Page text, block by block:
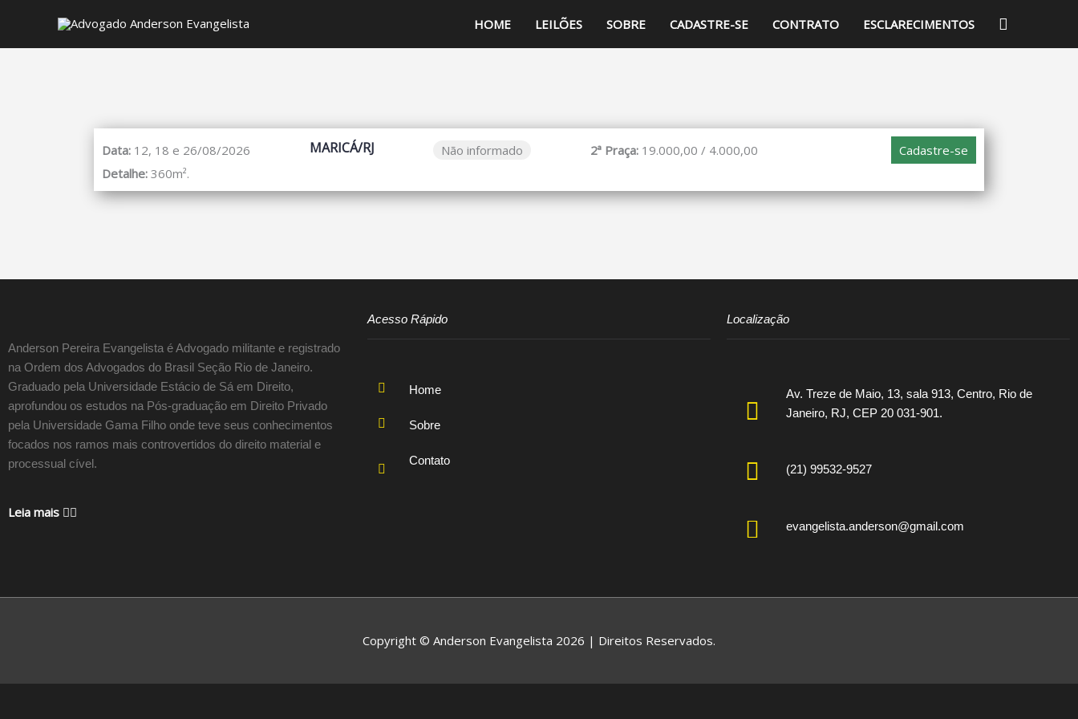
HOME LEILÕES SOBRE CADASTRE-SE CONTRATO ESCLARECIMENTOS
Data: 12, 18 e 26/08/2026 MARICÁ/RJ Não informado 2ª Praça: 19.000,00 / 4.000,00
Cadastre-se
Detalhe: 360m².
Anderson Pereira Evangelista é Advogado militante e registrado
na Ordem dos Advogados do Brasil Seção Rio de Janeiro.
Graduado pela Universidade Estácio de Sá em Direito,
aprofundou os estudos na Pós-graduação em Direito Privado
pela Universidade Gama Filho onde teve seus conhecimentos
focados nos ramos mais controvertidos do direito material e
processual cível.
Leia mais
Acesso Rápido
Home
Sobre
Contato
Localização
Av. Treze de Maio, 13, sala 913, Centro, Rio de
Janeiro, RJ, CEP 20 031-901.
(21) 99532-9527
evangelista.anderson@gmail.com
Copyright © Anderson Evangelista 2026 | Direitos Reservados.